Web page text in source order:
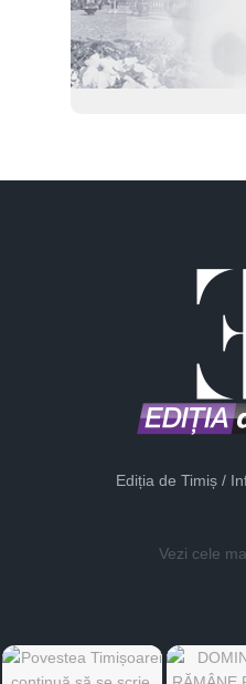
Ediția de Timiș /
Vezi cele